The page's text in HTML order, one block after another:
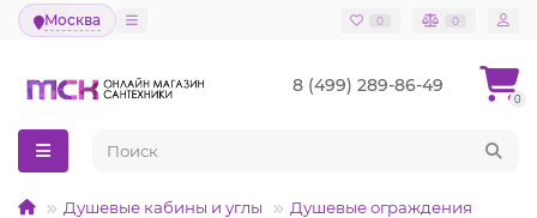
Москва 0 0
8 (499) 289-86-49
0
Душевые кабины и углы
Душевые ограждения